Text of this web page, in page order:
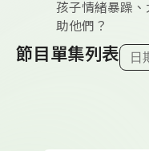
孩子情緒暴躁
助他們？
節目單集列表 日